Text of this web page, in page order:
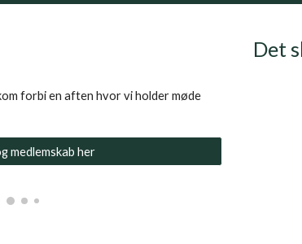
forbi en aften hvor vi holder møde
medlemskab her
Det